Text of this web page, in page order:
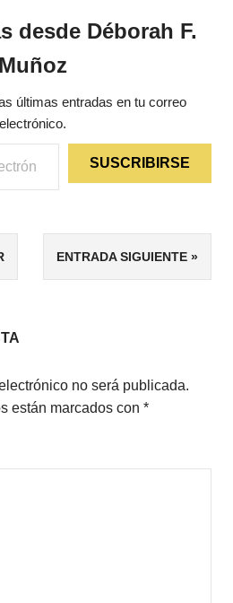
desde Déborah F.
Muñoz
últimas entradas en tu correo
electrónico.
SUSCRIBIRSE
ENTRADA SIGUIENTE
no será publicada.
están marcados con *